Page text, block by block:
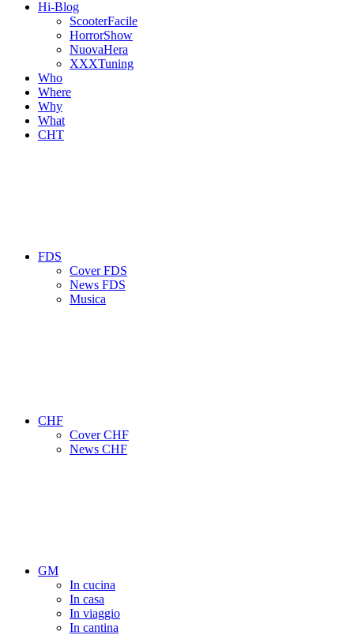
Hi-Blog
ScooterFacile
HorrorShow
NuovaHera
XXXTuning
Who
Where
Why
What
CHT
FDS
Cover FDS
News FDS
Musica
CHF
Cover CHF
News CHF
GM
In cucina
In casa
In viaggio
In cantina